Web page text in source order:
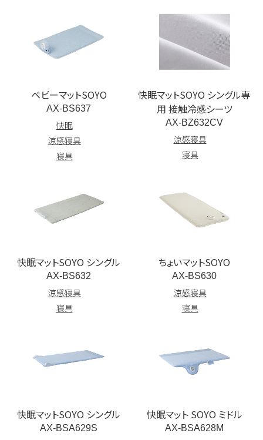
ベビーマットSOYO
AX-BS637
快眠
涼感寝具
寝具
快眠マットSOYO シングル専
用 接触冷感シーツ
AX-BZ632CV
涼感寝具
寝具
快眠マットSOYO シングル
AX-BS632
涼感寝具
寝具
ちょいマットSOYO
AX-BS630
涼感寝具
寝具
快眠マットSOYO シングル
AX-BSA629S
快眠マット SOYO ミドル
AX-BSA628M